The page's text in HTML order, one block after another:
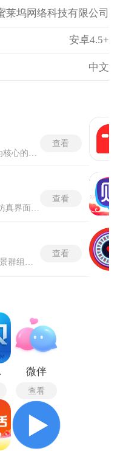
莱坞网络科技有限公司
安卓4.5+
中文
查看
微信模拟器3.0是集高度仿真界面与个性化内容生成于一体的社交娱乐工具，所有对话内容、联系人信息乃至钱包余额都不受真实世界的限制，可以像导演一样编排剧情、设定角色，从而安全地测试创意、制作内容，生成的界面截图与原版微信几乎难以区分。虚拟场景既保留熟悉的操作感，又剥离现实约束，让构思剧情、演练话术或单纯消遣都有施展空间。可用于创意扮演、社交练习或轻松玩乐，在仿若真实的氛围中释放表达欲，也为体验与探索社交形态提供一方无压力的天地。
查看
查看
微伴
查看